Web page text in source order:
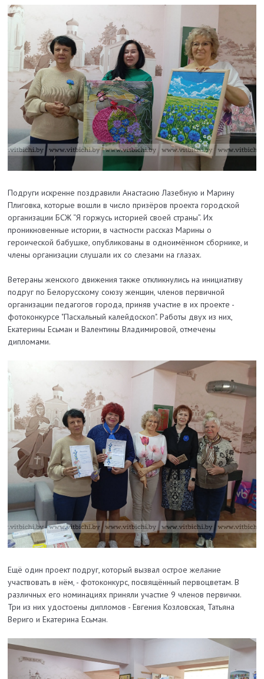
Подруги искренне поздравили Анастасию Лазебную и Марину
Плиговка, которые вошли в число призёров проекта городской
организации БСЖ “Я горжусь историей своей страны”. Их
проникновенные истории, в частности рассказ Марины о
героической бабушке, опубликованы в одноимённом сборнике, и
члены организации слушали их со слезами на глазах.
Ветераны женского движения также откликнулись на инициативу
подруг по Белорусскому союзу женщин, членов первичной
организации педагогов города, приняв участие в их проекте -
фотоконкурсе "Пасхальный калейдоскоп". Работы двух из них,
Екатерины Есьман и Валентины Владимировой, отмечены
дипломами.
Ещё один проект подруг, который вызвал острое желание
участвовать в нём, - фотоконкурс, посвящённый первоцветам. В
различных его номинациях приняли участие 9 членов первички.
Три из них удостоены дипломов - Евгения Козловская, Татьяна
Вериго и Екатерина Есьман.